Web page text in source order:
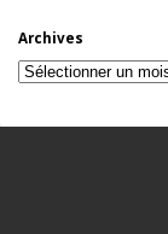
Archives
Archives